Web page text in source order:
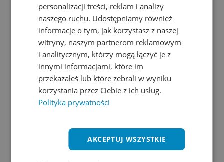
personalizacji treści, reklam i analizy
naszego ruchu. Udostępniamy również
informacje o tym, jak korzystasz z naszej
witryny, naszym partnerom reklamowym
i analitycznym, którzy mogą łączyć je z
innymi informacjami, które im
przekazałeś lub które zebrali w wyniku
korzystania przez Ciebie z ich usług.
Polityka prywatności
AKCEPTUJ WSZYSTKIE